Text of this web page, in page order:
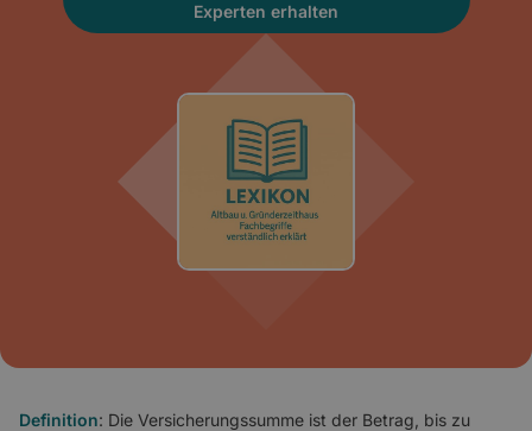
Experten erhalten
Definition: Die Versicherungssumme ist der Betrag, bis zu